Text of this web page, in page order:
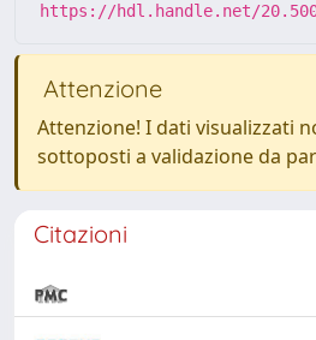
https://hdl.handle.net/
Attenzione
Attenzione! I dati visualizzati
sottoposti a validazione da
Citazioni